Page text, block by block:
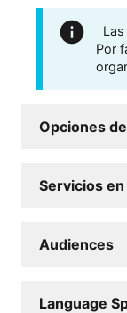
Por
Opciones
Servicios
Audiences
Language